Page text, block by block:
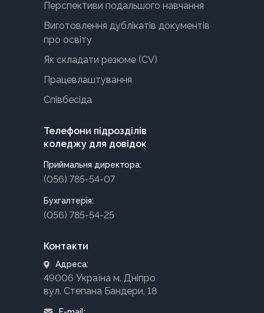
Перспективи подальшого навчання
Виготовлення дублікатів документів
про освіту
Як складати резюме (CV)
Працевлаштування
Співбесіда
Телефони підрозділів
коледжу для довідок
Приймальня директора:
(056) 785-54-07
Бухгалтерія:
(056) 785-54-25
Контакти
Адреса:
49006 Україна м. Дніпро
вул. Степана Бандери, 18